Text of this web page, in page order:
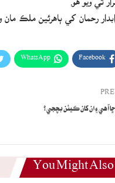
رحمان کي ٻاهرئين ملڪ
Facebook
WhatsApp
آهي ۽ ان کان ڪيئن بچجي؟
You Might